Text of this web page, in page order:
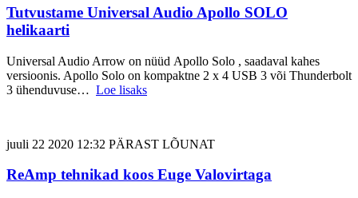
Tutvustame Universal Audio Apollo SOLO
helikaarti
Universal Audio Arrow on nüüd Apollo Solo , saadaval kahes
versioonis. Apollo Solo on kompaktne 2 x 4 USB 3 või Thunderbolt
3 ühenduvuse… Loe lisaks
juuli 22 2020 12:32 PÄRAST LÕUNAT
ReAmp tehnikad koos Euge Valovirtaga